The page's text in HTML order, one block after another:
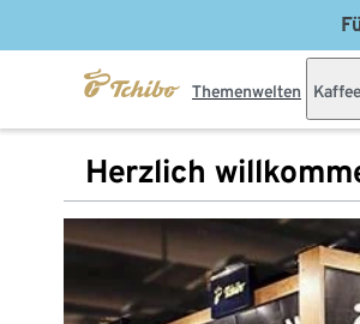
Themenwelten Kaffee
Herzlich